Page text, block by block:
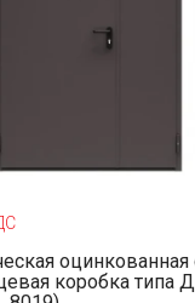
коробка типа